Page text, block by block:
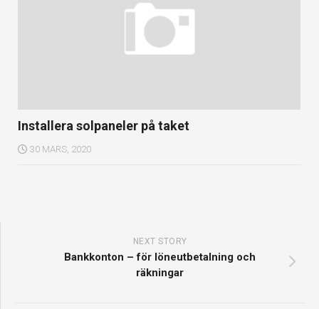
Installera solpaneler på taket
30 MARS, 2020
NEXT STORY
Bankkonton – för löneutbetalning och
räkningar